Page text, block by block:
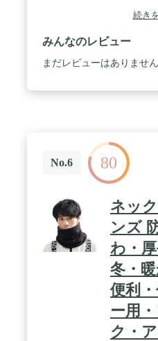
続き
みんなのレビュー
まだレビューはありません
No.6 80
ネッ
ンズ
わ・
冬・
便利
ー用
ク・